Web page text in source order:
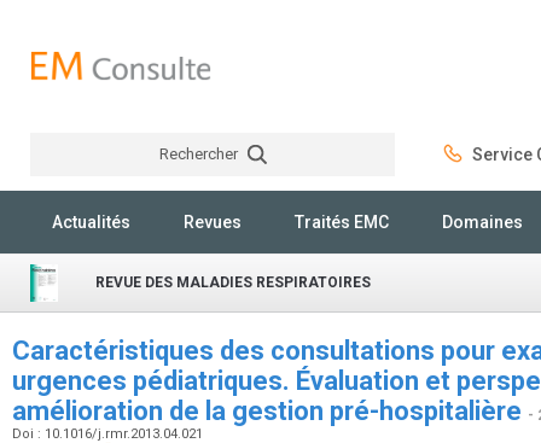
Rechercher Service
Actualités Revues Traités EMC Domaines
REVUE DES MALADIES RESPIRATOIRES
Caractéristiques des consultations pour
urgences pédiatriques. Évaluation et
amélioration de la gestion pré-hospitalière -
Doi : 10.1016/j.rmr.2013.04.021